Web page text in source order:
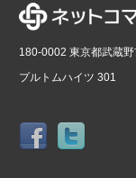
180-0002 東京都武蔵
プルトムハイツ 301